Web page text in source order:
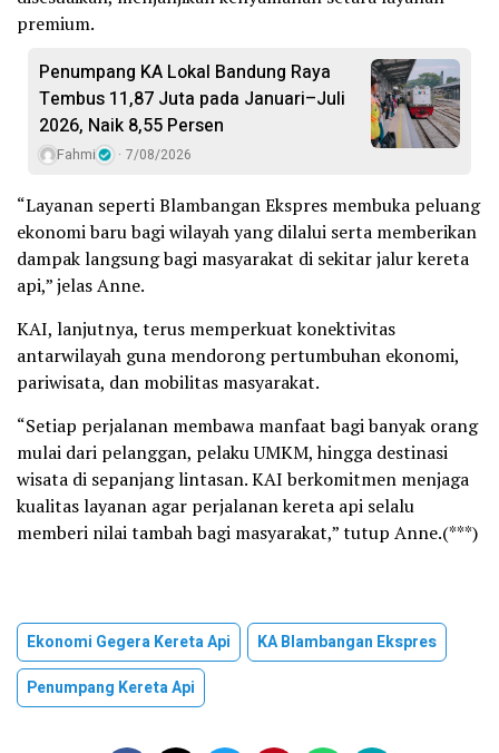
premium.
Penumpang KA Lokal Bandung Raya
Tembus 11,87 Juta pada Januari–Juli
2026, Naik 8,55 Persen
Fahmi 7/08/2026
“Layanan seperti Blambangan Ekspres membuka peluang
ekonomi baru bagi wilayah yang dilalui serta memberikan
dampak langsung bagi masyarakat di sekitar jalur kereta
api,” jelas Anne.
KAI, lanjutnya, terus memperkuat konektivitas
antarwilayah guna mendorong pertumbuhan ekonomi,
pariwisata, dan mobilitas masyarakat.
“Setiap perjalanan membawa manfaat bagi banyak orang
mulai dari pelanggan, pelaku UMKM, hingga destinasi
wisata di sepanjang lintasan. KAI berkomitmen menjaga
kualitas layanan agar perjalanan kereta api selalu
memberi nilai tambah bagi masyarakat,” tutup Anne.(***)
Ekonomi Gegera Kereta Api
KA Blambangan Ekspres
Penumpang Kereta Api